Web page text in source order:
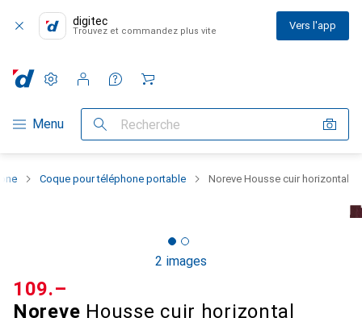
digitec
Trouvez et commandez plus vite Vers l'app
Navigation par catégorie
Menu Recherche
Paramètres
Compte client
Listes de comparaison
Listes d'envies
Panier
Coque pour téléphone portable Noreve Housse cuir horizontal
2 images
Noreve Housse cuir horizontal
CHF
109.–